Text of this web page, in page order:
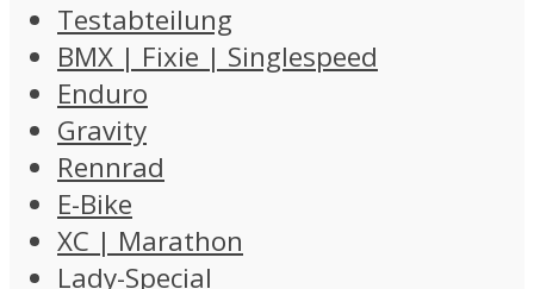
Testabteilung
BMX | Fixie | Singlespeed
Enduro
Gravity
Rennrad
E-Bike
XC | Marathon
Lady-Special